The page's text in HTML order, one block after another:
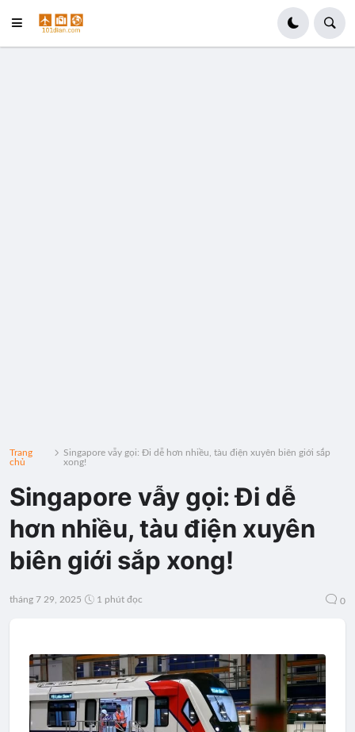
Trang
chủ
Singapore vẫy gọi: Đi dễ hơn nhiều, tàu điện xuyên biên giới sắp
xong!
Singapore vẫy gọi: Đi dễ
hơn nhiều, tàu điện xuyên
biên giới sắp xong!
tháng 7 29, 2025 1 phút đọc 0